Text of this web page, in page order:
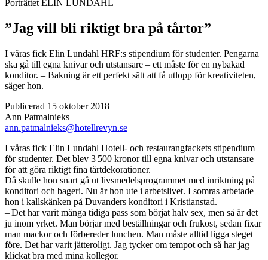
Porträttet ELIN LUNDAHL
”Jag vill bli riktigt bra på tårtor”
I våras fick Elin Lundahl HRF:s stipendium för studenter. Pengarna
ska gå till egna knivar och utstansare – ett måste för en nybakad
konditor. – Bakning är ett perfekt sätt att få utlopp för kreativiteten,
säger hon.
Publicerad 15 oktober 2018
Ann Patmalnieks
ann.patmalnieks@hotellrevyn.se
I våras fick Elin Lundahl Hotell- och restaurangfackets stipendium
för studenter. Det blev 3 500 kronor till egna knivar och utstansare
för att göra riktigt fina tårtdekorationer.
Då skulle hon snart gå ut livsmedels­programmet med inriktning på
konditori och bageri. Nu är hon ute i arbetslivet. I somras arbetade
hon i kallskänken på Duvanders konditori i Kristianstad.
– Det har varit många tidiga pass som börjat halv sex, men så är det
ju inom yrket. Man börjar med beställningar och frukost, sedan fixar
man mackor och förbereder lunchen. Man måste alltid ligga steget
före. Det har varit jätteroligt. Jag tycker om tempot och så har jag
klickat bra med mina kollegor.